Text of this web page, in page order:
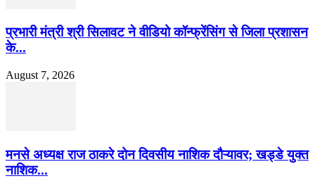
प्रभारी मंत्री श्री सिलावट ने वीडियो कॉन्फ्रेंसिंग से जिला प्रशासन
के...
August 7, 2026
मनसे अध्यक्ष राज ठाकरे दोन दिवसीय नाशिक दौऱ्यावर; खड्डे युक्त
नाशिक...